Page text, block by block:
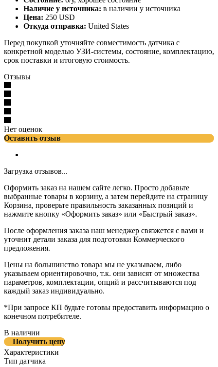
Наличие у источника: в наличии у источника
Цена: 250 USD
Откуда отправка: United States
Перед покупкой уточняйте совместимость датчика с
конкретной моделью УЗИ-системы, состояние, комплектацию,
срок поставки и итоговую стоимость.
Отзывы
Нет оценок
Оставить отзыв
Загрузка отзывов...
Оформить заказ на нашем сайте легко. Просто добавьте
выбранные товары в корзину, а затем перейдите на страницу
Корзина, проверьте правильность заказанных позиций и
нажмите кнопку «Оформить заказ» или «Быстрый заказ».
После оформления заказа наш менеджер связжется с вами и
уточнит детали заказа для подготовки Коммерческого
предложения.
Цены на большинство товара мы не указываем, либо
указываем ориентировочно, т.к. они зависят от множества
параметров, комплектации, опций и рассчитываются под
каждый заказ индивидуально.
*При запросе КП будьте готовы предоставить информацию о
конечном потребителе.
В наличии
Получить цену
Характеристики
Тип датчика